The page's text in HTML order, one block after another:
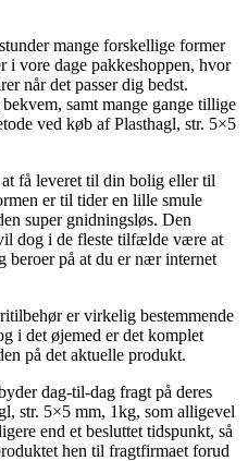
mange forskellige former
i vore dage pakkeshoppen, hvor
når det passer dig bedst.
samt mange gange tillige
ved køb af Plasthagl, str. 5×5
få leveret til din bolig eller til
er til tider en lille smule
super gnidningsløs. Den
dog i de fleste tilfælde være at
beroer på at du er nær internet
er virkelig bestemmende
i det øjemed er det komplet
på det aktuelle produkt.
dag-til-dag fragt på deres
str. 5×5 mm, 1kg, som alligevel
end et besluttet tidspunkt, så
hen til fragtfirmaet forud